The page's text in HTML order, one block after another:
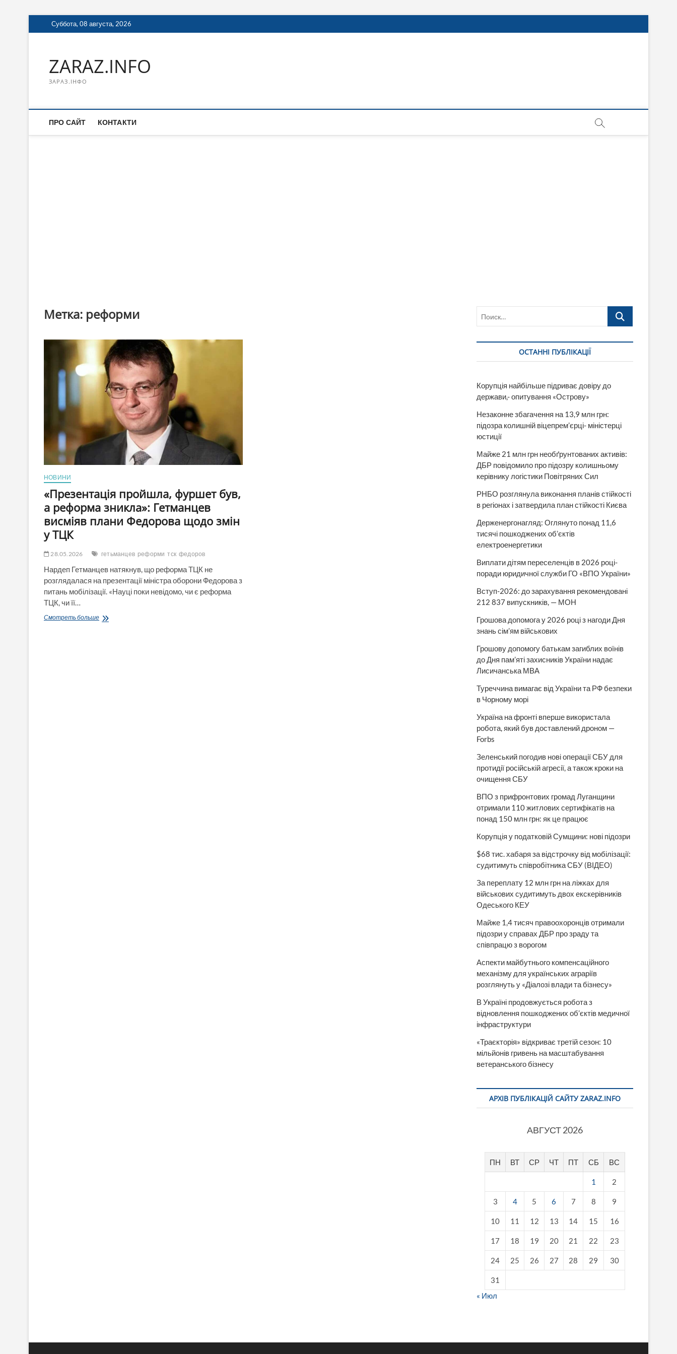
Перейти
к
Суббота, 08 августа, 2026
ZARAZ.INFO
ЗАРАЗ.ІНФО
ПРО САЙТ КОНТАКТИ
Метка: реформи
НОВИНИ
«Презентація пройшла, фуршет був,
а реформа зникла»: Гетманцев
висміяв плани Федорова щодо змін
у ТЦК
28.05.2026 гетьманцев реформи тск федоров
Нардеп Гетманцев натякнув, що реформа ТЦК не
розглядалася на презентації міністра оборони Федорова з
питань мобілізації. «Науці поки невідомо, чи є реформа
ТЦК, чи її…
Смотреть больше«Презентація
Поиск…
ОСТАННІ ПУБЛІКАЦІЇ
Корупція найбільше підриває довіру до
держави,- опитування «Острову»
Незаконне збагачення на 13,9 млн грн:
підозра колишній віцепрем’єрці- міністерці
юстиції
Майже 21 млн грн необґрунтованих активів:
ДБР повідомило про підозру колишньому
керівнику логістики Повітряних Сил
РНБО розглянула виконання планів стійкості
в регіонах і затвердила план стійкості Києва
Держенергонагляд: Оглянуто понад 11,6
тисячі пошкоджених об’єктів
електроенергетики
Виплати дітям переселенців в 2026 році-
поради юридичної служби ГО «ВПО України»
Вступ-2026: до зарахування рекомендовані
212 837 випускників, — МОН
Грошова допомога у 2026 році з нагоди Дня
знань сім’ям військових
Грошову допомогу батькам загиблих воїнів
до Дня пам’яті захисників України надає
Лисичанська МВА
Туреччина вимагає від України та РФ безпеки
в Чорному морі
Україна на фронті вперше використала
робота, який був доставлений дроном —
Forbs
Зеленський погодив нові операції СБУ для
протидії російській агресії, а також кроки на
очищення СБУ
ВПО з прифронтових громад Луганщини
отримали 110 житлових сертифікатів на
понад 150 млн грн: як це працює
Корупція у податковій Сумщини: нові підозри
$68 тис. хабаря за відстрочку від мобілізації:
судитимуть співробітника СБУ (ВІДЕО)
За переплату 12 млн грн на ліжках для
військових судитимуть двох екскерівників
Одеського КЕУ
Майже 1,4 тисяч правоохоронців отримали
підозри у справах ДБР про зраду та
співпрацю з ворогом
Аспекти майбутнього компенсаційного
механізму для українських аграріїв
розглянуть у «Діалозі влади та бізнесу»
В Україні продовжується робота з
відновлення пошкоджених об’єктів медичної
інфраструктури
«Траєкторія» відкриває третій сезон: 10
мільйонів гривень на масштабування
ветеранського бізнесу
АРХІВ ПУБЛІКАЦІЙ САЙТУ ZARAZ.INFO
АВГУСТ 2026
ПН ВТ СР ЧТ ПТ СБ ВС
1 2
3 4 5 6 7 8 9
10 11 12 13 14 15 16
17 18 19 20 21 22 23
24 25 26 27 28 29 30
31
« Июл